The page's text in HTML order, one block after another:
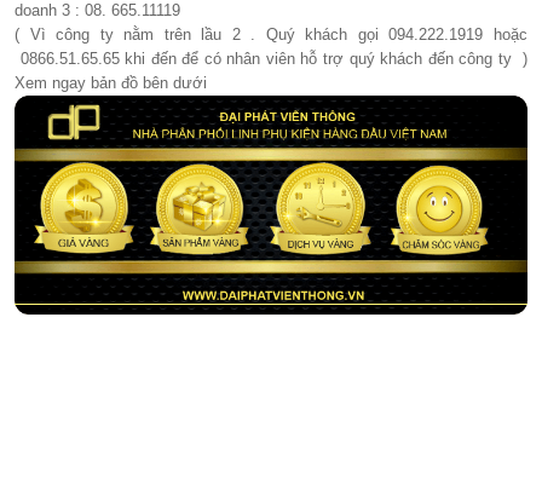
doanh 3 : 08. 665.11119
( Vì công ty nằm trên lầu 2 . Quý khách gọi 094.222.1919 hoặc
0866.51.65.65 khi đến để có nhân viên hỗ trợ quý khách đến công ty )
Xem ngay bản đồ bên dưới